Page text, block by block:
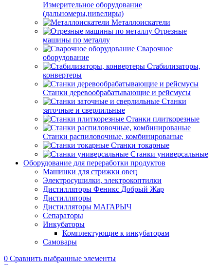
Измерительное оборудование
(дальномеры,нивелиры)
Металлоискатели
Отрезные
машины по металлу
Сварочное
оборудование
Стабилизаторы,
конвертеры
Станки деревообрабатывающие и рейсмусы
Станки
заточные и сверлильные
Станки плиткорезные
Станки распиловочные, комбинированые
Станки токарные
Станки универсальные
Оборудование для переработки продуктов
Машинки для стрижки овец
Электросушилки, электрокоптилки
Дистилляторы Феникс Добрый Жар
Дистилляторы
Дистилляторы МАГАРЫЧ
Сепараторы
Инкубаторы
Комплектующие к инкубаторам
Самовары
0 Сравнить выбранные элементы